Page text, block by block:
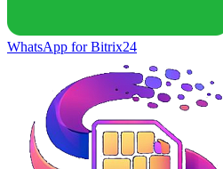
WhatsApp for Bitrix24